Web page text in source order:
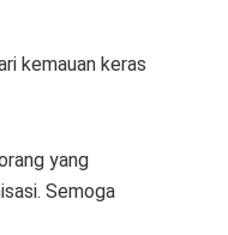
kemauan keras
yang
Semoga